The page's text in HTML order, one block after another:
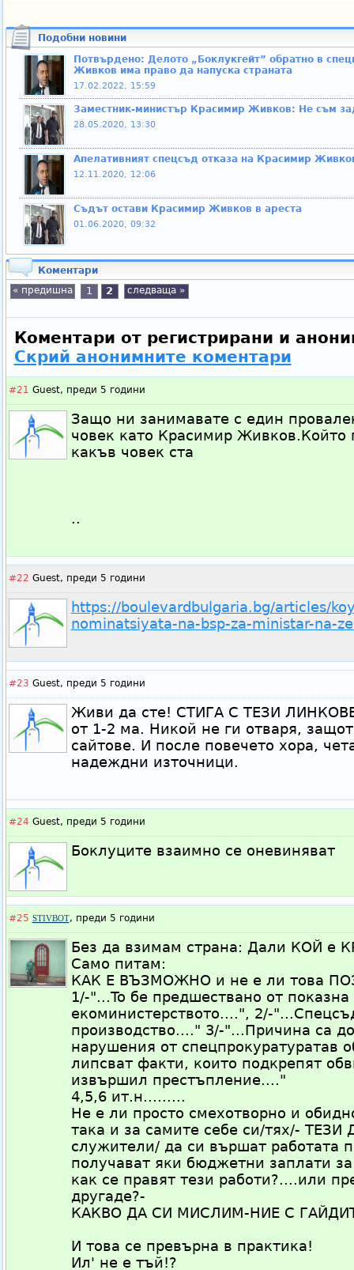
Подобни новини
Пoтвъpдeнo: Делото „Боклукгейт” обратно в
Живков има право да напуска страната
17.02.2022, 15:59
Заместник-министър Красимир Живков: Не съм
28.05.2020, 13:30
Апелативният спецсъд отказа на Красимир
12.11.2020, 12:06
Съдът остави Красимир Живков в ареста
01.06.2020, 09:32
Коментари
« предишна
1 2 следваща »
Коментари от регистрирани и
Скрий анонимните коментари
#21 Guest, преди 5 години
Защо ни занимавате с един
човек като Красимир Живков.Който
какъв човек ста
..
#22 Guest, преди 5 години
https://boulevardbulgaria.bg/articles/
nominatsiyata-na-bsp-za-ministar-na-
#23 Guest, преди 5 години
Живи да сте! СТИГА С ТЕЗИ
от 1-2 ма. Никой не ги отваря,
сайтове. И после повечето хора,
надеждни източници.
#24 Guest, преди 5 години
Боклуците взаимно се оневиняват
#25 STIVBOT, преди 5 години
Без да взимам страна: Дали КОЙ е
Само питам:
КАК Е ВЪЗМОЖНО и не е ли това
1/-"...To бe пpeдшecтвaнo oт
екоминистерството....", 2/-
производство...." 3/-"...Причина са
нарушения от спецпрокуратуратав
липсват факти, които подкрепят
извършил престъпление...."
4,5,6 ит.н.........
Не е ли просто смехотворно и
така и за самите себе си/тях/-
служители/ да си вършат работата
получават яки бюджетни заплати
как се правят тези работи?....или
другаде?-
КАКВО ДА СИ МИСЛИМ-НИЕ С
И това се превърна в практика!
Ил' не е тъй!?